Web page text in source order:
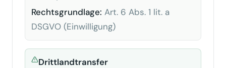
Rechtsgrundlage: Art. 6 Abs. 1 lit. a
DSGVO (Einwilligung)
Drittlandtransfer